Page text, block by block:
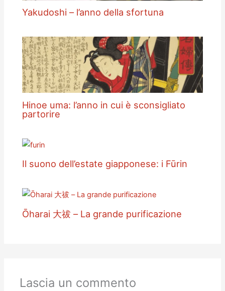
Yakudoshi – l’anno della sfortuna
Hinoe uma: l’anno in cui è sconsigliato
partorire
Il suono dell’estate giapponese: i Fūrin
Ōharai 大祓 – La grande purificazione
Lascia un commento